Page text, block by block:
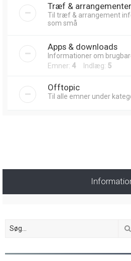
Træf & arrangementer
Til træf & arrangement
som små
Apps & downloads
Informationer om
Emner: 4 Indlæg: 5
Offtopic
Til alle emner under